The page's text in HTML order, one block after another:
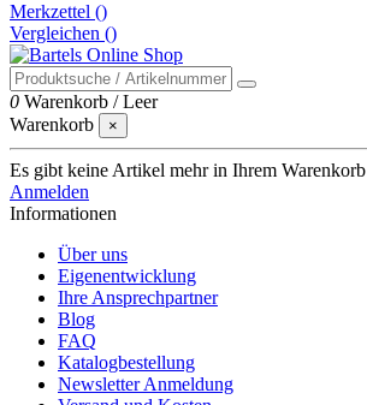
Merkzettel ()
Vergleichen ()
0 Warenkorb /Leer
Warenkorb
×
Es gibt keine Artikel mehr in Ihrem Warenkorb
Anmelden
Informationen
Über uns
Eigenentwicklung
Ihre Ansprechpartner
Blog
FAQ
Katalogbestellung
Newsletter Anmeldung